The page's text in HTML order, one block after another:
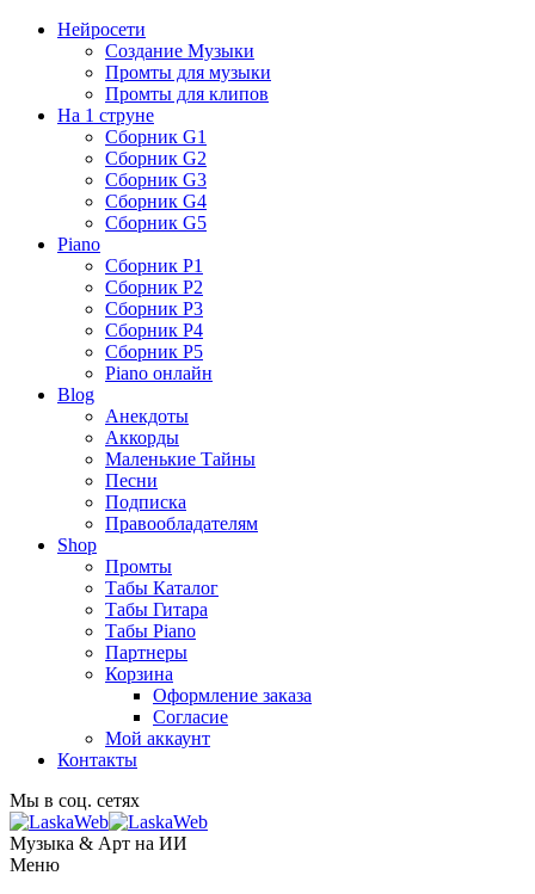
Нейросети
Создание Музыки
Промты для музыки
Промты для клипов
На 1 струне
Сборник G1
Сборник G2
Сборник G3
Сборник G4
Сборник G5
Piano
Сборник P1
Сборник P2
Сборник P3
Сборник P4
Сборник P5
Piano онлайн
Blog
Анекдоты
Аккорды
Маленькие Тайны
Песни
Подписка
Правообладателям
Shop
Промты
Табы Каталог
Табы Гитара
Табы Piano
Партнеры
Корзина
Оформление заказа
Согласие
Мой аккаунт
Контакты
Мы в соц. сетях
Музыка & Арт на ИИ
Меню